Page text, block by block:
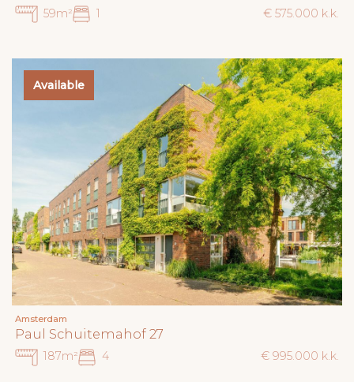
59m² 1 € 575.000 k.k.
Available
Amsterdam
Paul Schuitemahof 27
187m² 4 € 995.000 k.k.